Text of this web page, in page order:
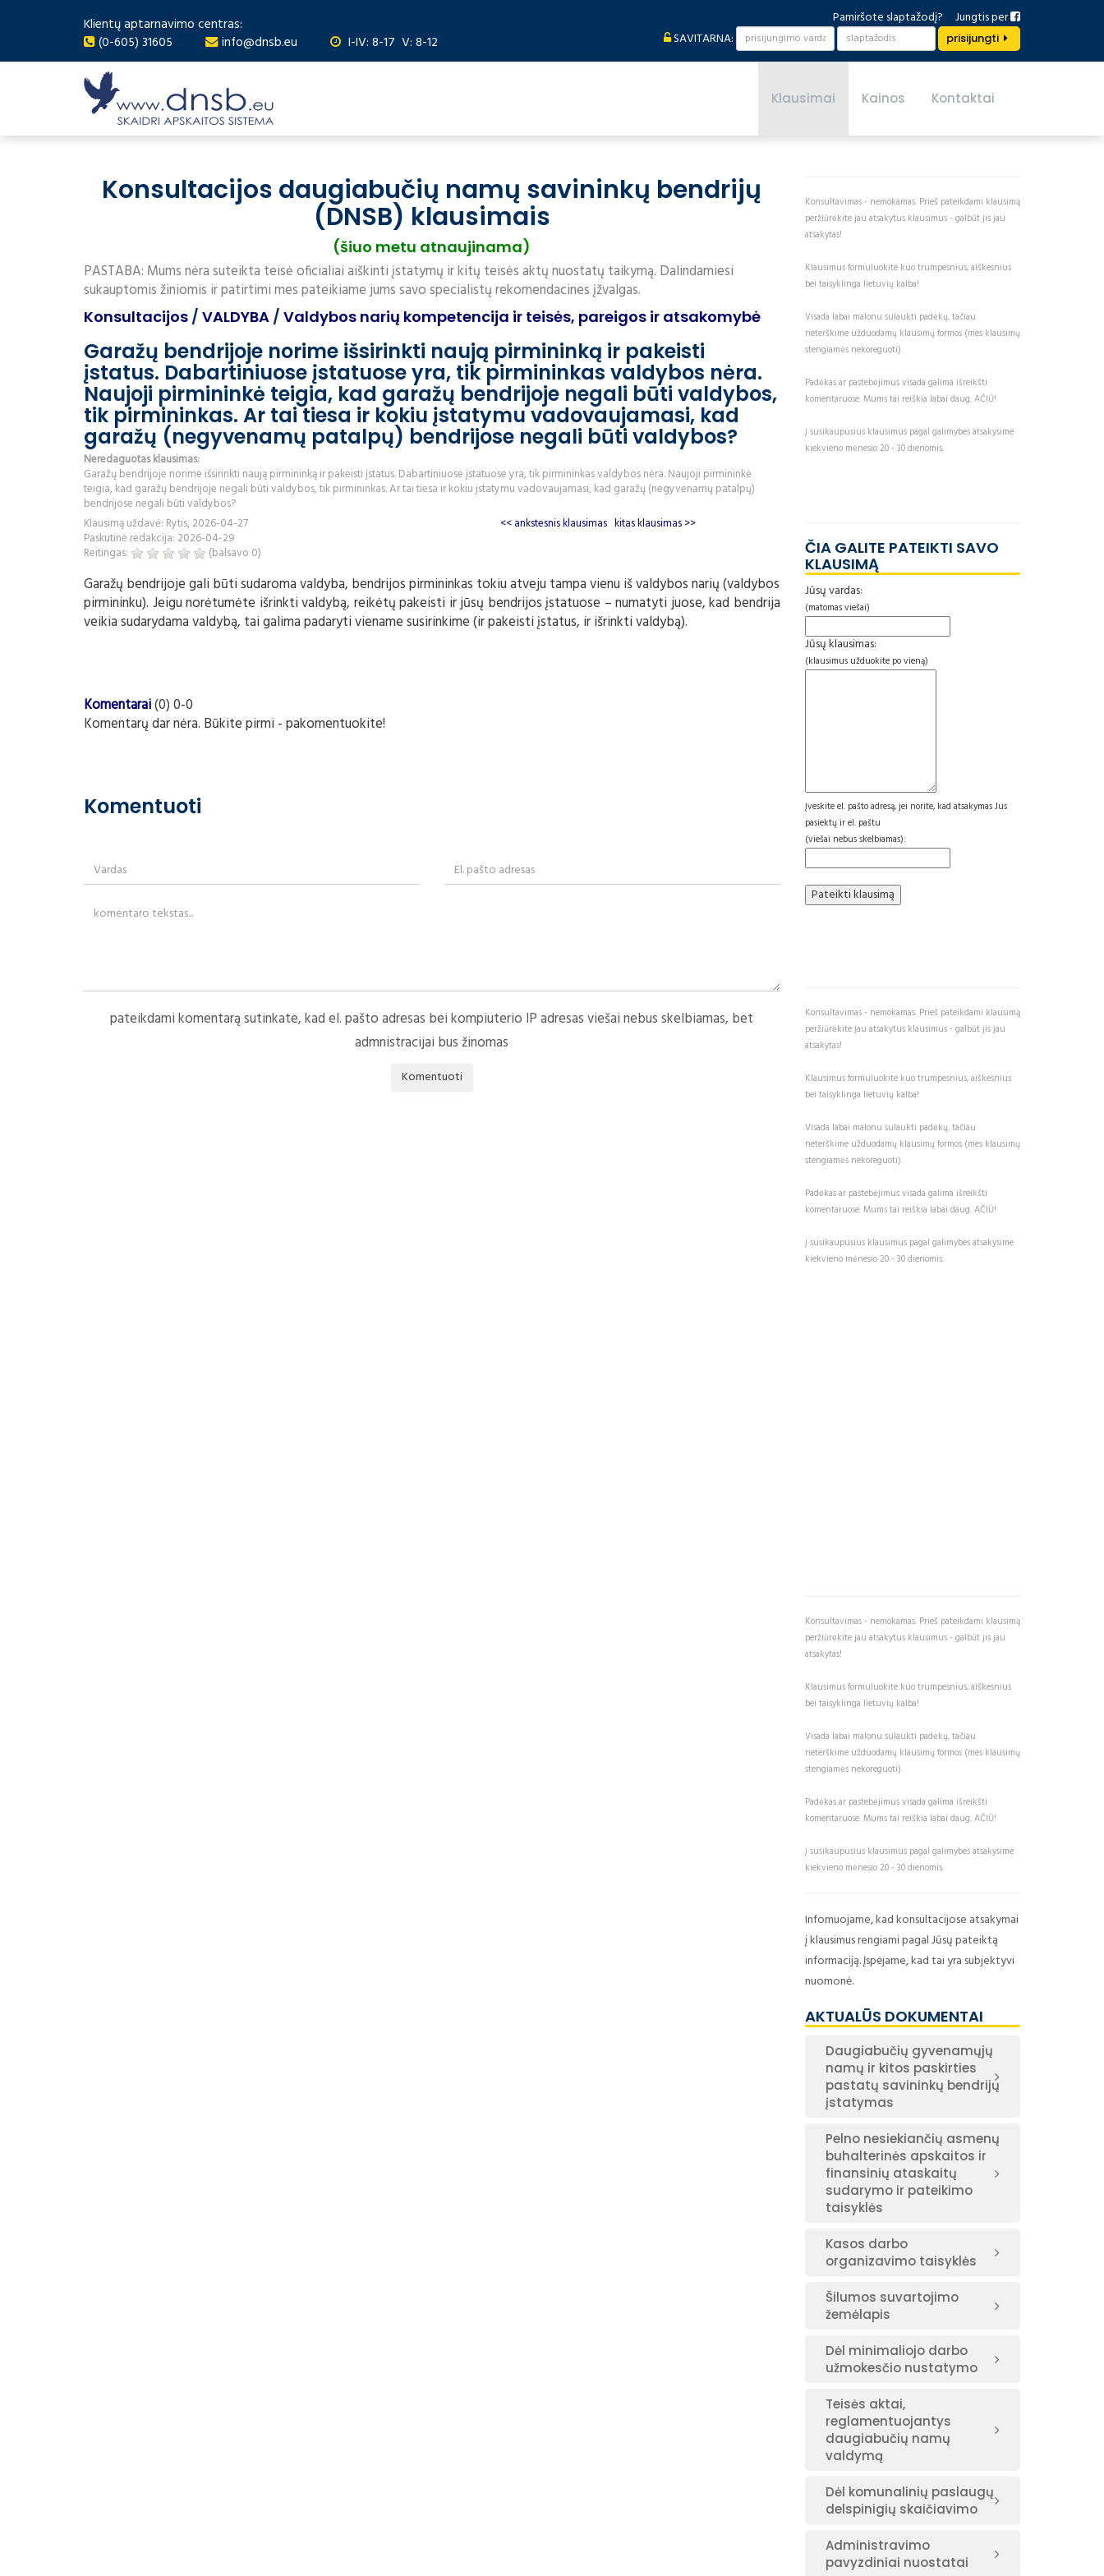
Klientų aptarnavimo centras:
(0-605) 31605
info@dnsb.eu I-IV: 8-17 V: 8-12
Pamiršote slaptažodį?
Jungtis per
SAVITARNA:
prisijungti
Klausimai Kainos Kontaktai
Konsultacijos daugiabučių namų savininkų bendrijų
(DNSB) klausimais
(šiuo metu atnaujinama)
PASTABA: Mums nėra suteikta teisė oficialiai aiškinti įstatymų ir kitų teisės aktų nuostatų taikymą. Dalindamiesi
sukauptomis žiniomis ir patirtimi mes pateikiame jums savo specialistų rekomendacines įžvalgas.
Konsultacijos / VALDYBA / Valdybos narių kompetencija ir teisės, pareigos ir atsakomybė
Garažų bendrijoje norime išsirinkti naują pirmininką ir pakeisti
įstatus. Dabartiniuose įstatuose yra, tik pirmininkas valdybos nėra.
Naujoji pirmininkė teigia, kad garažų bendrijoje negali būti valdybos,
tik pirmininkas. Ar tai tiesa ir kokiu įstatymu vadovaujamasi, kad
garažų (negyvenamų patalpų) bendrijose negali būti valdybos?
Neredaguotas klausimas:
Garažų bendrijoje norime išsirinkti naują pirmininką ir pakeisti įstatus. Dabartiniuose įstatuose yra, tik pirmininkas valdybos nėra. Naujoji pirmininkė
teigia, kad garažų bendrijoje negali būti valdybos, tik pirmininkas. Ar tai tiesa ir kokiu įstatymu vadovaujamasi, kad garažų (negyvenamų patalpų)
bendrijose negali būti valdybos?
Klausimą uždavė: Rytis, 2026-04-27
Paskutinė redakcija: 2026-04-29
Reitingas:
(balsavo 0)
<< ankstesnis klausimas kitas klausimas >>
Garažų bendrijoje gali būti sudaroma valdyba, bendrijos pirmininkas tokiu atveju tampa vienu iš valdybos narių (valdybos
pirmininku). Jeigu norėtumėte išrinkti valdybą, reikėtų pakeisti ir jūsų bendrijos įstatuose – numatyti juose, kad bendrija
veikia sudarydama valdybą, tai galima padaryti viename susirinkime (ir pakeisti įstatus, ir išrinkti valdybą).
Komentarai(0) 0-0
Komentarų dar nėra. Būkite pirmi - pakomentuokite!
Komentuoti
pateikdami komentarą sutinkate, kad el. pašto adresas bei kompiuterio IP adresas viešai nebus skelbiamas, bet
admnistracijai bus žinomas
Komentuoti
Konsultavimas - nemokamas. Prieš pateikdami klausimą
peržiūrėkite jau atsakytus klausimus - galbūt jis jau
atsakytas!
Klausimus formuluokite kuo trumpesnius, aiškesnius
bei taisyklinga lietuvių kalba!
Visada labai malonu sulaukti padėkų, tačiau
neterškime užduodamų klausimų formos (mes klausimų
stengiamės nekoreguoti).
Padėkas ar pastebėjimus visada galima išreikšti
komentaruose. Mums tai reiškia labai daug. AČIŪ!
Į susikaupusius klausimus pagal galimybes atsakysime
kiekvieno mėnesio 20 - 30 dienomis.
ČIA GALITE PATEIKTI SAVO
KLAUSIMĄ
Jūsų vardas:
(matomas viešai)
Jūsų klausimas:
(klausimus užduokite po vieną)
Įveskite el. pašto adresą, jei norite, kad atsakymas Jus
pasiektų ir el. paštu
(viešai nebus skelbiamas):
Konsultavimas - nemokamas. Prieš pateikdami klausimą
peržiūrėkite jau atsakytus klausimus - galbūt jis jau
atsakytas!
Klausimus formuluokite kuo trumpesnius, aiškesnius
bei taisyklinga lietuvių kalba!
Visada labai malonu sulaukti padėkų, tačiau
neterškime užduodamų klausimų formos (mes klausimų
stengiamės nekoreguoti).
Padėkas ar pastebėjimus visada galima išreikšti
komentaruose. Mums tai reiškia labai daug. AČIŪ!
Į susikaupusius klausimus pagal galimybes atsakysime
kiekvieno mėnesio 20 - 30 dienomis.
Konsultavimas - nemokamas. Prieš pateikdami klausimą
peržiūrėkite jau atsakytus klausimus - galbūt jis jau
atsakytas!
Klausimus formuluokite kuo trumpesnius, aiškesnius
bei taisyklinga lietuvių kalba!
Visada labai malonu sulaukti padėkų, tačiau
neterškime užduodamų klausimų formos (mes klausimų
stengiamės nekoreguoti).
Padėkas ar pastebėjimus visada galima išreikšti
komentaruose. Mums tai reiškia labai daug. AČIŪ!
Į susikaupusius klausimus pagal galimybes atsakysime
kiekvieno mėnesio 20 - 30 dienomis.
Infomuojame, kad konsultacijose atsakymai
į klausimus rengiami pagal Jūsų pateiktą
informaciją. Įspėjame, kad tai yra subjektyvi
nuomonė.
AKTUALŪS DOKUMENTAI
Daugiabučių gyvenamųjų
namų ir kitos paskirties
pastatų savininkų bendrijų
įstatymas
Pelno nesiekiančių asmenų
buhalterinės apskaitos ir
finansinių ataskaitų
sudarymo ir pateikimo
taisyklės
Kasos darbo
organizavimo taisyklės
Šilumos suvartojimo
žemėlapis
Dėl minimaliojo darbo
užmokesčio nustatymo
Teisės aktai,
reglamentuojantys
daugiabučių namų
valdymą
Dėl komunalinių paslaugų
delspinigių skaičiavimo
Administravimo
pavyzdiniai nuostatai